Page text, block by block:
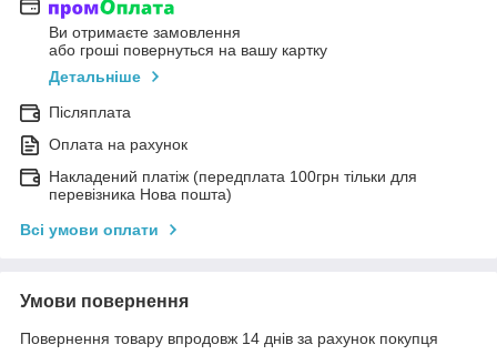
Ви отримаєте замовлення
або гроші повернуться на вашу картку
Детальніше
Післяплата
Оплата на рахунок
Накладений платіж (передплата 100грн тільки для
перевізника Нова пошта)
Всі умови оплати
Умови повернення
Повернення товару впродовж 14 днів за рахунок покупця